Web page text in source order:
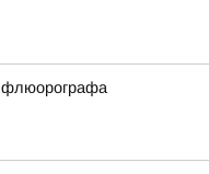
флюорографа